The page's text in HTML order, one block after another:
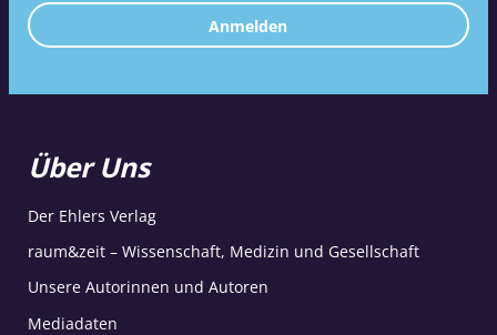
Anmelden
Über Uns
Der Ehlers Verlag
raum&zeit – Wissenschaft, Medizin und Gesellschaft
Unsere Autorinnen und Autoren
Mediadaten